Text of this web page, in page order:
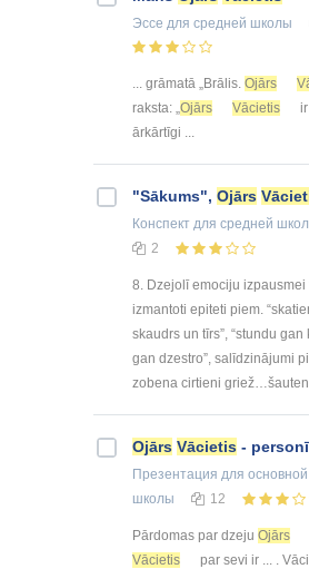
Эссе для средней школы
... grāmatā „Brālis. Ojārs
raksta: „Ojārs Vācietis
ārkārtīgi ...
"Sākums", Ojārs
Конспект для средней
2
8. Dzejolī emociju izpausmei
izmantoti epiteti piem.
skaudrs un tīrs”, “stundu gan
gan dzestro”, salīdzinājumi
zobena cirtieni
Ojārs Vācietis -
Презентация для основной
школы
12
Pārdomas par dzeju Ojārs
Vācietis
par sevi ir ... .